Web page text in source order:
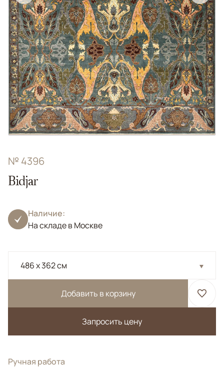
№ 4396
Bidjar
Наличие:
На складе в Москве
486 x 362 см
Добавить в корзину
Запросить цену
Ручная работа